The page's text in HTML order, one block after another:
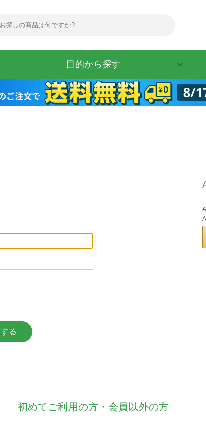
目的から探す
初めてご利用の方・会員以外の方